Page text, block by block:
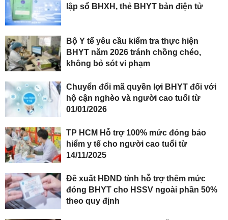
lập sổ BHXH, thẻ BHYT bản điện tử
Bộ Y tế yêu cầu kiểm tra thực hiện
BHYT năm 2026 tránh chồng chéo,
không bỏ sót vi phạm
Chuyển đổi mã quyền lợi BHYT đối với
hộ cận nghèo và người cao tuổi từ
01/01/2026
TP HCM Hỗ trợ 100% mức đóng bảo
hiểm y tế cho người cao tuổi từ
14/11/2025
Đề xuất HĐND tỉnh hỗ trợ thêm mức
đóng BHYT cho HSSV ngoài phần 50%
theo quy định